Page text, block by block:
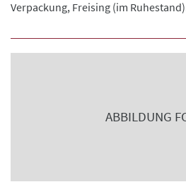
Verpackung, Freising (im
ABBILDUNG